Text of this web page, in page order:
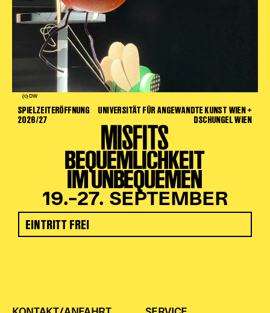
(c) DW
SPIELZEITERÖFFNUNG
2026/27
UNIVERSITÄT FÜR ANGEWANDTE KUNST WIEN +
DSCHUNGEL WIEN
MISFITS
BEQUEMLICHKEIT
IM UNBEQUEMEN
19.–27. SEPTEMBER
EINTRITT FREI